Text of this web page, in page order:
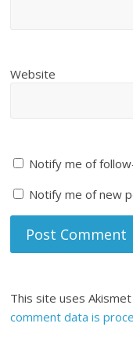
Website
Notify me of
Notify me of new
This site uses
comment data is